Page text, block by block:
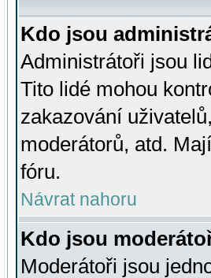
Kdo jsou
Administrátoři jsou
Tito lidé mohou
zakazování
moderátorů, atd.
fóru.
Návrat nahoru
Kdo jsou
Moderátoři jsou